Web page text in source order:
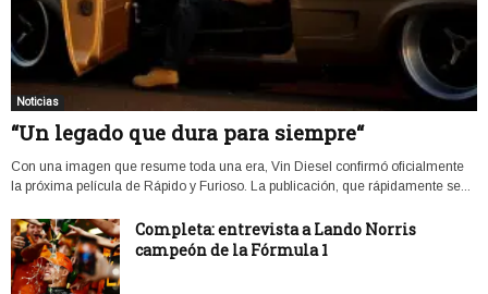
Noticias
“Un legado que dura para siempre“
Con una imagen que resume toda una era, Vin Diesel confirmó oficialmente
la próxima película de Rápido y Furioso. La publicación, que rápidamente se...
Completa: entrevista a Lando Norris
campeón de la Fórmula 1